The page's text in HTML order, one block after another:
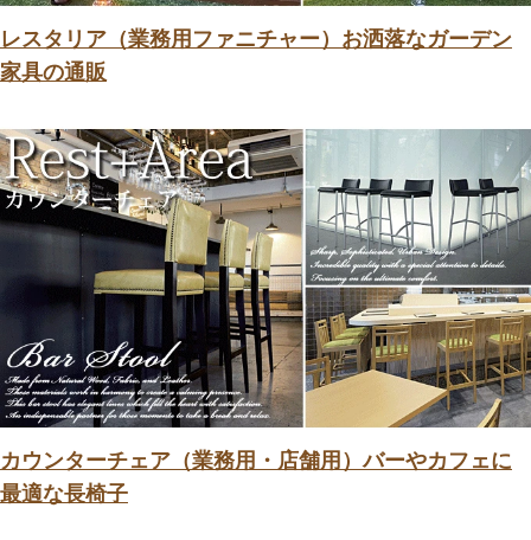
レスタリア（業務用ファニチャー）お洒落なガーデン
家具の通販
カウンターチェア（業務用・店舗用）バーやカフェに
最適な長椅子